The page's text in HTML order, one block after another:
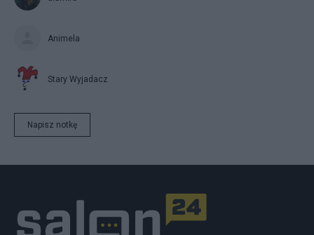
Animela
Stary Wyjadacz
Napisz notkę